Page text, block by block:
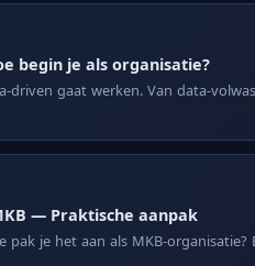
begin je als organisatie?
driven gaat werken. Van data-
— Praktische aanpak
pak je het aan als MKB-